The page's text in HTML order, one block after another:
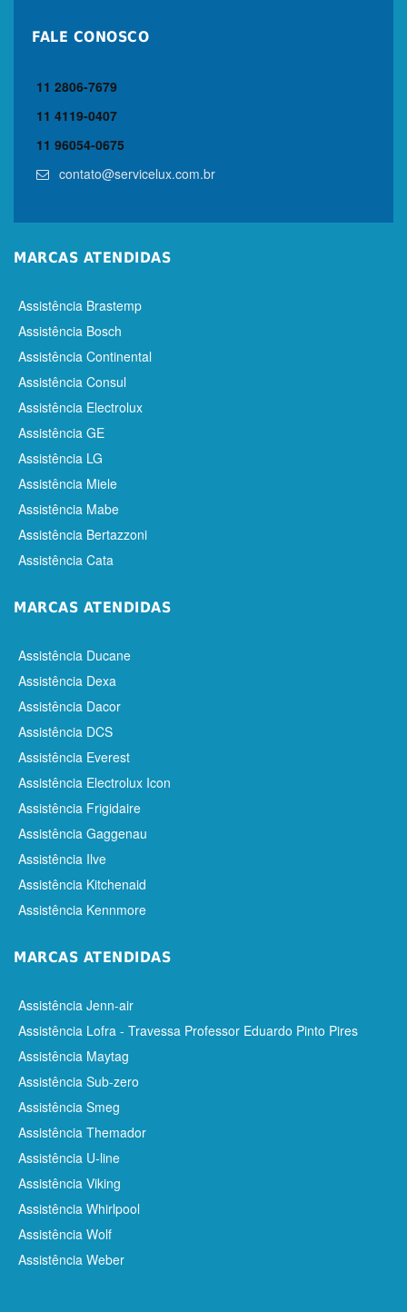
FALE CONOSCO
11 2806-7679
11 4119-0407
11 96054-0675
contato@servicelux.com.br
MARCAS ATENDIDAS
Assistência Brastemp
Assistência Bosch
Assistência Continental
Assistência Consul
Assistência Electrolux
Assistência GE
Assistência LG
Assistência Miele
Assistência Mabe
Assistência Bertazzoni
Assistência Cata
MARCAS ATENDIDAS
Assistência Ducane
Assistência Dexa
Assistência Dacor
Assistência DCS
Assistência Everest
Assistência Electrolux Icon
Assistência Frigidaire
Assistência Gaggenau
Assistência Ilve
Assistência Kitchenaid
Assistência Kennmore
MARCAS ATENDIDAS
Assistência Jenn-air
Assistência Lofra - Travessa Professor Eduardo Pinto Pires
Assistência Maytag
Assistência Sub-zero
Assistência Smeg
Assistência Themador
Assistência U-line
Assistência Viking
Assistência Whirlpool
Assistência Wolf
Assistência Weber